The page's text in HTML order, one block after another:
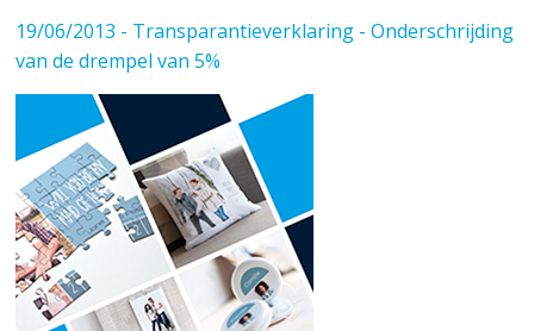
19/06/2013 - Transparantieverklaring - Onderschrijding
van de drempel van 5%